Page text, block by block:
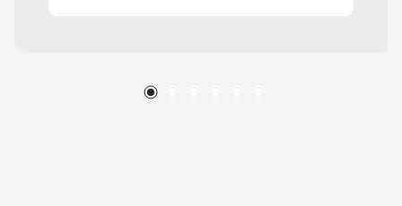
encanado;- Forro de gesso em todos os